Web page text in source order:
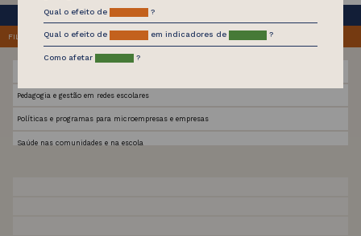
ESCONDER FAIXA ETÁRIA
FILTRAR PORCLASSES DE PROGRAMAS
Pedagogia e gestão em redes escolares
Políticas e programas para microempresas e empresas
Saúde nas comunidades e na escola
Qual o efeito de ?
Qual o efeito de em indicadores de ?
Como afetar ?